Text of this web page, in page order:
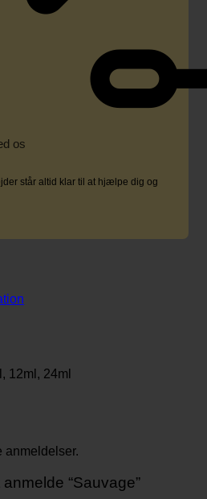
os
står altid klar til at hjælpe dig og
12ml, 24ml
anmeldelser.
“Sauvage”